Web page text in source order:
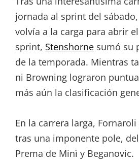
jornada al sprint del
volvía a la carga para abrir
sprint, Stenshorne sumó su
de la temporada. Mientras
ni Browning lograron
más aún la clasificación
En la carrera larga,
tras una imponente pole,
Prema de Minì y Beganovic.